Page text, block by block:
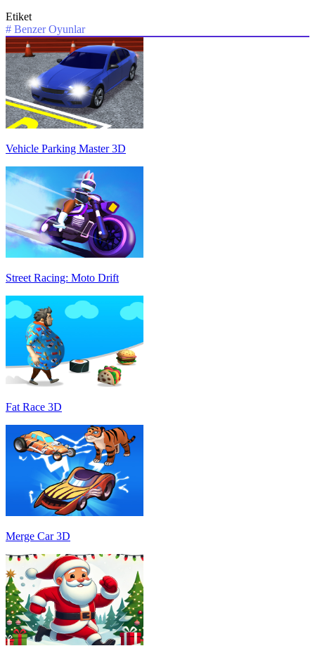
Etiket
# Benzer Oyunlar
Vehicle Parking Master 3D
Street Racing: Moto Drift
Fat Race 3D
Merge Car 3D